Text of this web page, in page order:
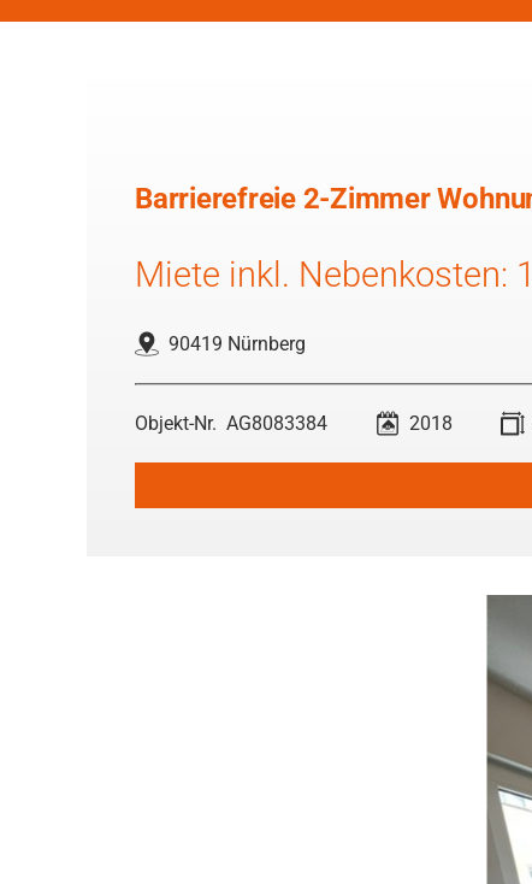
Barrierefreie 2-Zimmer
Miete inkl. Nebenkosten:
90419 Nürnberg
AG8083384 2018